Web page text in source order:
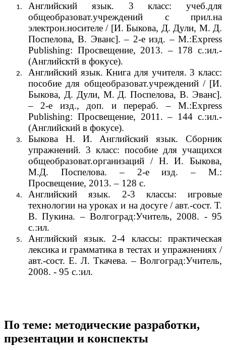
Английский язык. 3 класс: учеб.для
общеобразоват.учреждений с прил.на
электрон.носителе / [И. Быкова, Д. Дули, М. Д.
Поспелова, В. Эванс]. – 2-е изд. – М.:Express
Publishing: Просвещение, 2013. – 178 с.:ил.-
(Английсктй в фокусе).
Английский язык. Книга для учителя. 3 класс:
пособие для общеобразоват.учреждений / [И.
Быкова, Д. Дули, М. Д. Поспелова, В. Эванс].
– 2-е изд., доп. и перераб. – М.:Express
Publishing: Просвещение, 2011. – 144 с.:ил.-
(Английский в фокусе).
Быкова Н. И. Английский язык. Сборник
упражнений. 3 класс: пособие для учащихся
общеобразоват.организаций / Н. И. Быкова,
М.Д. Поспелова. – 2-е изд. – М.:
Просвещение, 2013. – 128 с.
Английский язык. 2-3 классы: игровые
технологии на уроках и на досуге / авт.-сост. Т.
В. Пукина. – Волгоград:Учитель, 2008. - 95
с.:ил.
Английский язык. 2-4 классы: практическая
лексика и грамматика в тестах и упражнениях /
авт.-сост. Е. Л. Ткачева. – Волгоград:Учитель,
2008. - 95 с.:ил.
По теме: методические разработки,
презентации и конспекты